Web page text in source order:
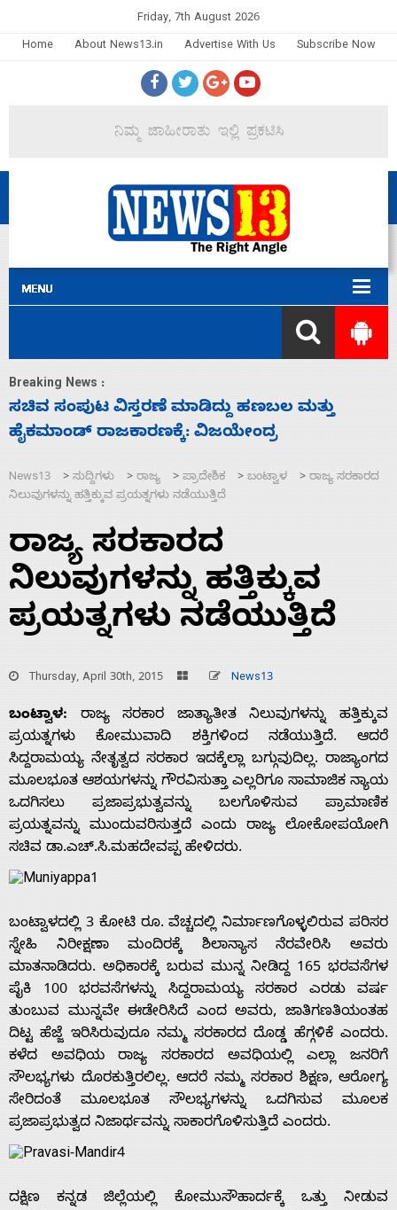
Friday, 7th August 2026
Home
About News13.in Advertise With Us Subscribe Now
Breaking News :
‘ಕಳೆದ 3-4 ವರ್ಷಗಳಲ್ಲಿ 40 ಲಷ್ಕರ್ ಸದಸ್ಯರನ್ನು ಸದ್ದಿಲ್ಲದೆ
ಮುಗಿಸಿದೆ ಭಾರತ
News13 > ಸುದ್ದಿಗಳು > ರಾಜ್ಯ > ಪ್ರಾದೇಶಿಕ > ಬಂಟ್ವಾಳ > ರಾಜ್ಯ ಸರಕಾರದ
ನಿಲುವುಗಳನ್ನು ಹತ್ತಿಕ್ಕುವ ಪ್ರಯತ್ನಗಳು ನಡೆಯುತ್ತಿದೆ
ರಾಜ್ಯ ಸರಕಾರದ
ನಿಲುವುಗಳನ್ನು ಹತ್ತಿಕ್ಕುವ
ಪ್ರಯತ್ನಗಳು ನಡೆಯುತ್ತಿದೆ
Thursday, April 30th, 2015 News13
ಬಂಟ್ವಾಳ: ರಾಜ್ಯ ಸರಕಾರ ಜಾತ್ಯಾತೀತ ನಿಲುವುಗಳನ್ನು ಹತ್ತಿಕ್ಕುವ
ಪ್ರಯತ್ನಗಳು ಕೋಮುವಾದಿ ಶಕ್ತಿಗಳಿಂದ ನಡೆಯುತ್ತಿದೆ. ಆದರೆ
ಸಿದ್ದರಾಮಯ್ಯ ನೇತೃತ್ವದ ಸರಕಾರ ಇದಕ್ಕೆಲ್ಲಾ ಬಗ್ಗುವುದಿಲ್ಲ. ರಾಜ್ಯಾಂಗದ
ಮೂಲಭೂತ ಆಶಯಗಳನ್ನು ಗೌರವಿಸುತ್ತಾ ಎಲ್ಲರಿಗೂ ಸಾಮಾಜಿಕ ನ್ಯಾಯ
ಒದಗಿಸಲು ಪ್ರಜಾಪ್ರಭುತ್ವವನ್ನು ಬಲಗೊಳಿಸುವ ಪ್ರಾಮಾಣಿಕ
ಪ್ರಯತ್ನವನ್ನು ಮುಂದುವರಿಸುತ್ತದೆ ಎಂದು ರಾಜ್ಯ ಲೋಕೋಪಯೋಗಿ
ಸಚಿವ ಡಾ.ಎಚ್.ಸಿ.ಮಹದೇವಪ್ಪ ಹೇಳಿದರು.
ಬಂಟ್ವಾಳದಲ್ಲಿ 3 ಕೋಟಿ ರೂ. ವೆಚ್ಚದಲ್ಲಿ ನಿರ್ಮಾಣಗೊಳ್ಳಲಿರುವ ಪರಿಸರ
ಸ್ನೇಹಿ ನಿರೀಕ್ಷಣಾ ಮಂದಿರಕ್ಕೆ ಶಿಲಾನ್ಯಾಸ ನೆರವೇರಿಸಿ ಅವರು
ಮಾತನಾಡಿದರು. ಅಧಿಕಾರಕ್ಕೆ ಬರುವ ಮುನ್ನ ನೀಡಿದ್ದ 165 ಭರವಸೆಗಳ
ಪೈಕಿ 100 ಭರವಸೆಗಳನ್ನು ಸಿದ್ದರಾಮಯ್ಯ ಸರಕಾರ ಎರಡು ವರ್ಷ
ತುಂಬುವ ಮುನ್ನವೇ ಈಡೇರಿಸಿದೆ ಎಂದ ಅವರು, ಜಾತಿಗಣತಿಯಂತಹ
ದಿಟ್ಟ ಹೆಜ್ಜೆ ಇರಿಸಿರುವುದೂ ನಮ್ಮ ಸರಕಾರದ ದೊಡ್ಡ ಹೆಗ್ಗಳಿಕೆ ಎಂದರು.
ಕಳೆದ ಅವಧಿಯ ರಾಜ್ಯ ಸರಕಾರದ ಅವಧಿಯಲ್ಲಿ ಎಲ್ಲಾ ಜನರಿಗೆ
ಸೌಲಭ್ಯಗಳು ದೊರಕುತ್ತಿರಲಿಲ್ಲ. ಆದರೆ ನಮ್ಮ ಸರಕಾರ ಶಿಕ್ಷಣ, ಆರೋಗ್ಯ
ಸೇರಿದಂತೆ ಮೂಲಭೂತ ಸೌಲಭ್ಯಗಳನ್ನು ಒದಗಿಸುವ ಮೂಲಕ
ಪ್ರಜಾಪ್ರಭುತ್ವದ ನಿಜಾರ್ಥವನ್ನು ಸಾಕಾರಗೊಳಿಸುತ್ತಿದೆ ಎಂದರು.
ದಕ್ಷಿಣ ಕನ್ನಡ ಜಿಲ್ಲೆಯಲ್ಲಿ ಕೋಮುಸೌಹಾರ್ದಕ್ಕೆ ಒತ್ತು ನೀಡುವ